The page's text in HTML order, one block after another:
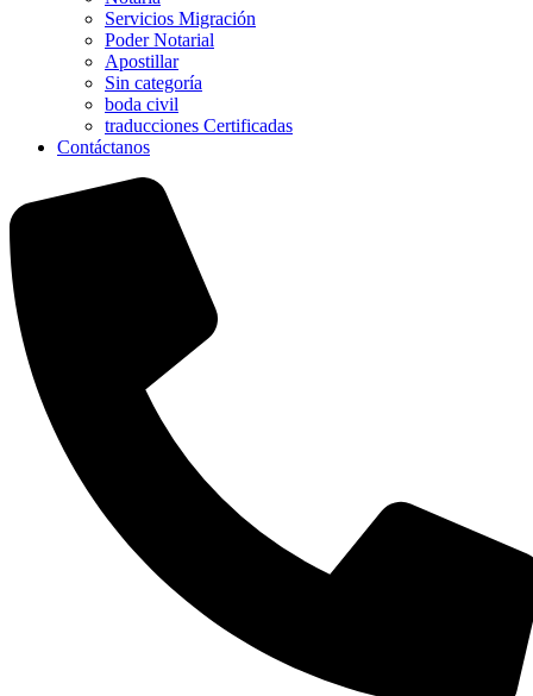
Servicios Migración
Poder Notarial
Apostillar
Sin categoría
boda civil
traducciones Certificadas
Contáctanos